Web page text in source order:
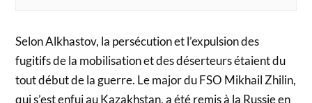
Selon Alkhastov, la persécution et l’expulsion des
fugitifs de la mobilisation et des déserteurs étaient du
tout début de la guerre. Le major du FSO Mikhail Zhilin,
qui s’est enfui au Kazakhstan, a été remis à la Russie en